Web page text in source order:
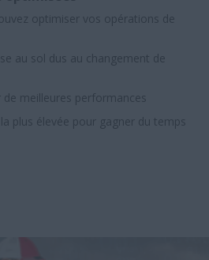
optimiser vos opérations de
au sol dus au changement de
meilleures performances​​
plus élevée pour gagner du temps